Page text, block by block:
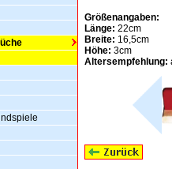
Größenangaben:
Länge: 22cm
Breite: 16,5cm
Höhe: 3cm
Altersempfehlung: